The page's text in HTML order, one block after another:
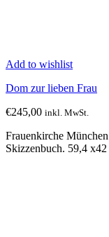
Add to wishlist
Dom zur lieben Frau
€245,00 inkl. MwSt.
Frauenkirche
Skizzenbuch. 59,4 x42